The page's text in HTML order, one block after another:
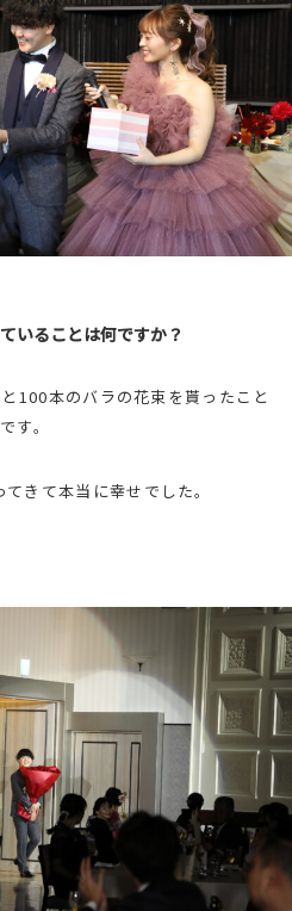
いることは何ですか？
100本のバラの花束を貰ったこと
です。
きて本当に幸せでした。